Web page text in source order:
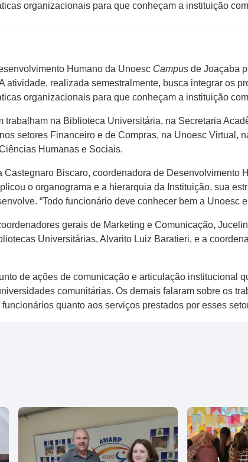
organizacionais para que conheçam a instituição
Humano da Unoesc Campus de Joaçaba
atividade, realizada semestralmente, busca integrar os
organizacionais para que conheçam a instituição
trabalham na Biblioteca Universitária, na Secretaria
setores Financeiro e de Compras, na Unoesc Virtual,
Humanas e Sociais.
Castegnaro Biscaro, coordenadora de Desenvolvimento
o organograma e a hierarquia da Instituição, sua
“Todo funcionário deve conhecer bem a Unoesc
gerais de Marketing e Comunicação,
Universitárias, Alvarito Luiz Baratieri, e a
de ações de comunicação e articulação institucional
comunitárias. Os demais falaram sobre os
quanto aos serviços prestados por esses